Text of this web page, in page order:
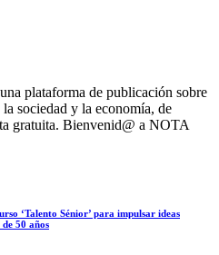
plataforma de publicación sobre
sociedad y la economía, de
gratuita. Bienvenid@ a NOTA
‘Talento Sénior’ para impulsar ideas
50 años